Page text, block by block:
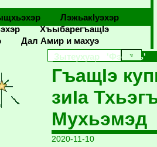
Лэжьакlуэхэр
Хъыбарегъащlэ
Дал Амир и махуэ
Зытеухуар 'Фэеплъ'
ГъащIэ
зиIа
Мухьэмэд
2020-11-10